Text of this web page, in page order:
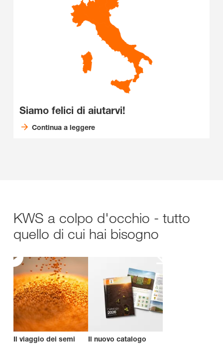
Siamo felici di aiutarvi!
Continua a leggere
KWS a colpo d'occhio - tutto
quello di cui hai bisogno
Il viaggio dei semi
Il nuovo catalogo